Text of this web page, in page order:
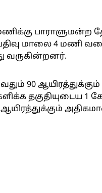
பாராளுமன்ற
மாலை 4 மணி
வருகின்றனர்.
90 ஆயிரத்துக்கும்
தகுதியுடைய 1